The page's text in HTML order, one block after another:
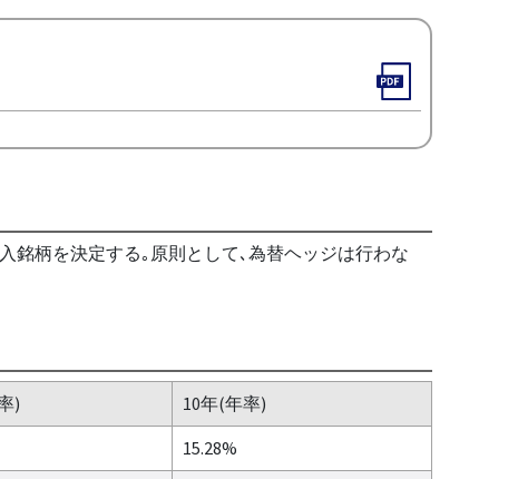
銘柄を決定する｡原則として､為替ヘッジは行わな
)
10年(年率)
15.28%